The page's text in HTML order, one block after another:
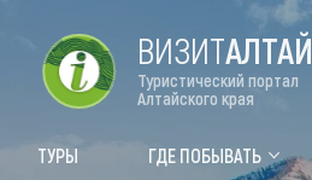
ВИЗИТАЛТАЙ
Туристический портал
Алтайского края
ТУРЫ ГДЕ ПОБЫВАТЬ